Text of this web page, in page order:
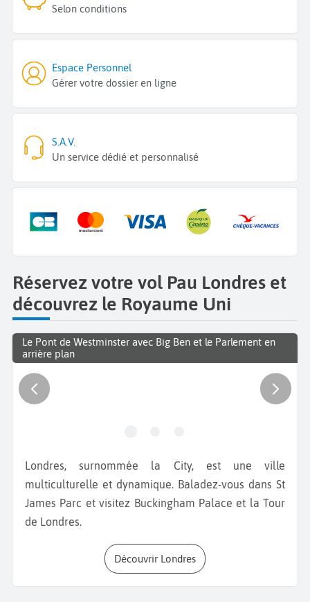
Selon conditions
Espace Personnel
Gérer votre dossier en ligne
S.A.V.
Un service dédié et personnalisé
Réservez votre vol Pau Londres et
découvrez le Royaume Uni
Le Pont de Westminster avec Big Ben et le Parlement en
arrière plan
Londres, surnommée la City, est une ville
multiculturelle et dynamique. Baladez-vous dans St
James Parc et visitez Buckingham Palace et la Tour
de Londres.
Découvrir Londres